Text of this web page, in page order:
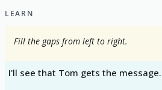
LEARN
Fill the gaps from left to right.
I'll see that Tom gets the message.